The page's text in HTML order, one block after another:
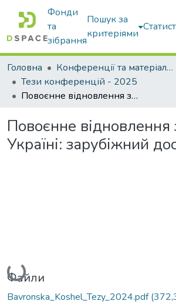
Фонди
та
зібрання
Пошук за
критеріями
Головна
Конференції та матеріали конференцій
Тези конференцій - 2025
Повоєнне відновлення земель в Україні: зарубіжний досвід
Повоєнне відновлення
Україні: зарубіжний
Вантажиться...
Файли
Bavronska_Koshel_Tezy_2024.pdf